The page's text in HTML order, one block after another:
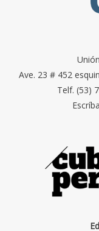
Ave. 23 # 452
Telf. (53)